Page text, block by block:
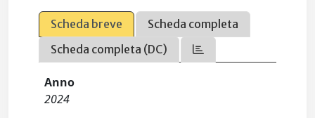
Scheda breve
Scheda completa
Scheda completa (DC)
Anno
2024